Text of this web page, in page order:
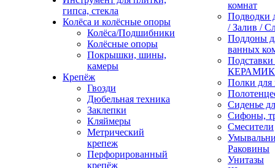
гипса, стекла
Колёса и колёсные опоры
Колёса/Подшибники
Колёсные опоры
Покрышки, шины,
камеры
Крепёж
Гвозди
Дюбельная техника
Заклепки
Кляймеры
Метрический
крепеж
Перфорированный
крепёж
комнат
Подводки
/ Залив /
Поддоны
ванных
Полки для
Сиденье
Сифоны,
Смесители
Раковины
Унитазы